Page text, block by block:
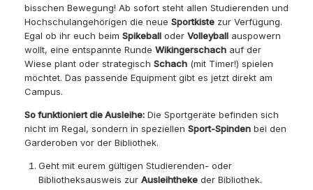
bisschen Bewegung! Ab sofort steht allen Studierenden und
Hochschulangehörigen die neue Sportkiste zur Verfügung.
Egal ob ihr euch beim Spikeball oder Volleyball auspowern
wollt, eine entspannte Runde Wikingerschach auf der
Wiese plant oder strategisch Schach (mit Timer!) spielen
möchtet. Das passende Equipment gibt es jetzt direkt am
Campus.
So funktioniert die Ausleihe: Die Sportgeräte befinden sich
nicht im Regal, sondern in speziellen Sport-Spinden bei den
Garderoben vor der Bibliothek.
Geht mit eurem gültigen Studierenden- oder
Bibliotheksausweis zur Ausleihthekeder Bibliothek.